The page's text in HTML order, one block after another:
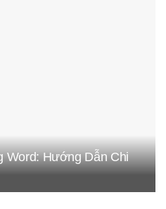
Word: Hướng Dẫn Chi